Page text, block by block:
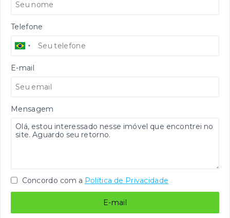
Telefone
E-mail
Mensagem
Concordo com a Política de Privacidade
E-mail